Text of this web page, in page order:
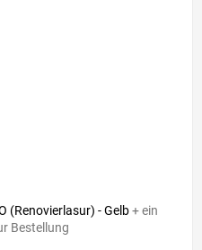
(Renovierlasur) - Gelb+ ein
Bestellung